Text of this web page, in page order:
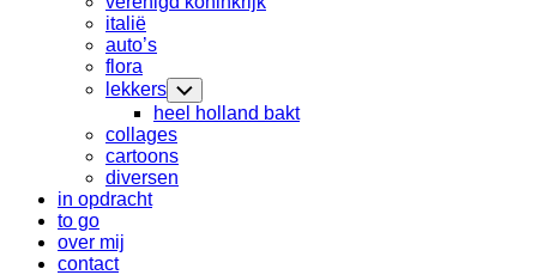
italië
auto’s
Current
Page
Parent
flora
lekkers Toggle
Child
Menu
heel holland bakt
collages
cartoons
diversen
in opdracht
to go
over mij
contact